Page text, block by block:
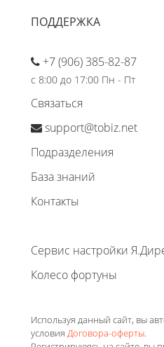
ПОДДЕРЖКА
+7 (906) 385-82-87
с 8:00 до 17:00 Пн - Пт
Связаться
support@tobiz.net
Подразделения
База знаний
Контакты
Сервис настройки
Колесо фортуны
Используя данный сайт, вы
условия Договора-оферты.